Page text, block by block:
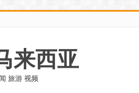
来西亚
旅游 视频